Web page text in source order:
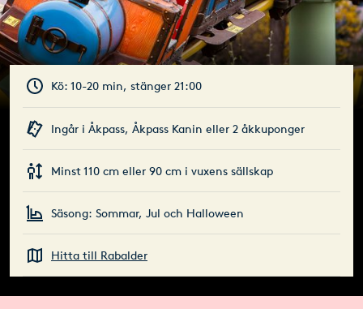
Kö: 10-20 min, stänger 21:00
Ingår i Åkpass, Åkpass Kanin eller 2 åkkuponger
Minst 110 cm eller 90 cm i vuxens sällskap
Säsong: Sommar, Jul och Halloween
Hitta till Rabalder